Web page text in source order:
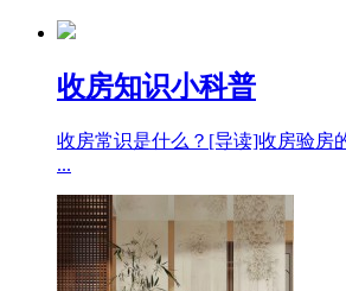
收房知识小科普
收房常识是什么？[导读]收房验房
...